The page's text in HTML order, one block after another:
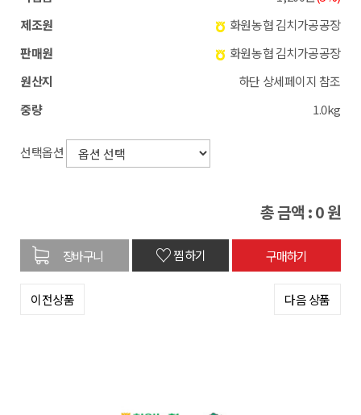
제조원
화원농협 김치가공공장
판매원
화원농협 김치가공공장
원산지
하단 상세페이지 참조
중량
1.0kg
선택옵션
총 금액 :0원
♡찜하기
이전상품 다음 상품